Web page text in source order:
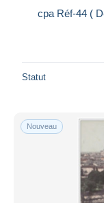
cpa Réf-44 (
Statut
Nouveau